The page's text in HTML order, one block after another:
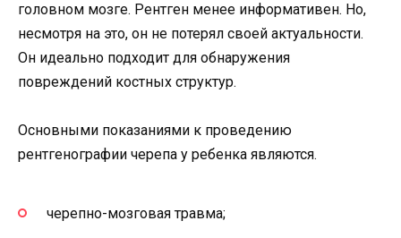
головном мозге. Рентген менее информативен. Но,
несмотря на это, он не потерял своей актуальности.
Он идеально подходит для обнаружения
повреждений костных структур.
Основными показаниями к проведению
рентгенографии черепа у ребенка являются.
черепно-мозговая травма;